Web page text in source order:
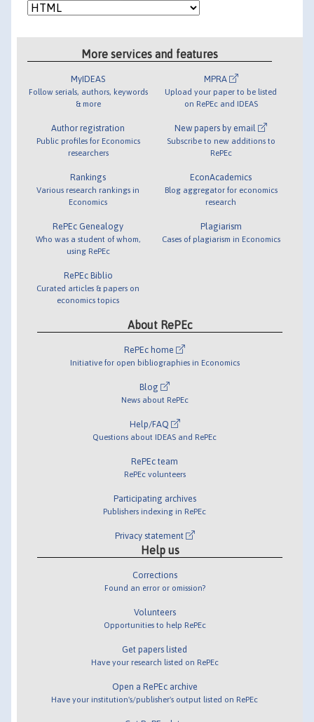
More services and features
MyIDEAS
Follow serials, authors, keywords
& more
Author registration
Public profiles for Economics
researchers
Rankings
Various research rankings in
Economics
RePEc Genealogy
Who was a student of whom,
using RePEc
RePEc Biblio
Curated articles & papers on
economics topics
MPRA
Upload your paper to be listed
on RePEc and IDEAS
New papers by email
Subscribe to new additions to
RePEc
EconAcademics
Blog aggregator for economics
research
Plagiarism
Cases of plagiarism in Economics
About RePEc
RePEc home
Initiative for open bibliographies in Economics
Blog
News about RePEc
Help/FAQ
Questions about IDEAS and RePEc
RePEc team
RePEc volunteers
Participating archives
Publishers indexing in RePEc
Privacy statement
Help us
Corrections
Found an error or omission?
Volunteers
Opportunities to help RePEc
Get papers listed
Have your research listed on RePEc
Open a RePEc archive
Have your institution's/publisher's output listed on RePEc